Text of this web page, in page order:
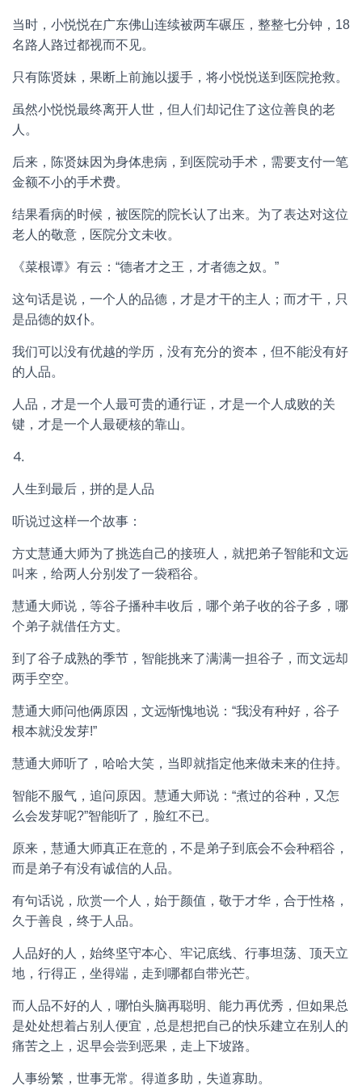
当时，小悦悦在广东佛山连续被两车碾压，整整七分钟，18
名路人路过都视而不见。
只有陈贤妹，果断上前施以援手，将小悦悦送到医院抢救。
虽然小悦悦最终离开人世，但人们却记住了这位善良的老
人。
后来，陈贤妹因为身体患病，到医院动手术，需要支付一笔
金额不小的手术费。
结果看病的时候，被医院的院长认了出来。为了表达对这位
老人的敬意，医院分文未收。
《菜根谭》有云：“德者才之王，才者德之奴。”
这句话是说，一个人的品德，才是才干的主人；而才干，只
是品德的奴仆。
我们可以没有优越的学历，没有充分的资本，但不能没有好
的人品。
人品，才是一个人最可贵的通行证，才是一个人成败的关
键，才是一个人最硬核的靠山。
⒋
人生到最后，拼的是人品
听说过这样一个故事：
方丈慧通大师为了挑选自己的接班人，就把弟子智能和文远
叫来，给两人分别发了一袋稻谷。
慧通大师说，等谷子播种丰收后，哪个弟子收的谷子多，哪
个弟子就借任方丈。
到了谷子成熟的季节，智能挑来了满满一担谷子，而文远却
两手空空。
慧通大师问他俩原因，文远惭愧地说：“我没有种好，谷子
根本就没发芽!”
慧通大师听了，哈哈大笑，当即就指定他来做未来的住持。
智能不服气，追问原因。慧通大师说：“煮过的谷种，又怎
么会发芽呢?”智能听了，脸红不已。
原来，慧通大师真正在意的，不是弟子到底会不会种稻谷，
而是弟子有没有诚信的人品。
有句话说，欣赏一个人，始于颜值，敬于才华，合于性格，
久于善良，终于人品。
人品好的人，始终坚守本心、牢记底线、行事坦荡、顶天立
地，行得正，坐得端，走到哪都自带光芒。
而人品不好的人，哪怕头脑再聪明、能力再优秀，但如果总
是处处想着占别人便宜，总是想把自己的快乐建立在别人的
痛苦之上，迟早会尝到恶果，走上下坡路。
人事纷繁，世事无常。得道多助，失道寡助。